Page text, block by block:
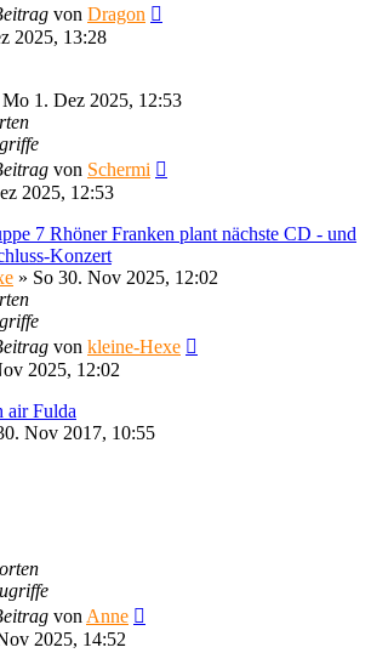
von Dragon
2025, 13:28
Mo 1. Dez 2025, 12:53
von Schermi
2025, 12:53
7 Rhöner Franken plant nächste CD - und
Konzert
» So 30. Nov 2025, 12:02
von kleine-Hexe
2025, 12:02
air Fulda
Nov 2017, 10:55
von Anne
2025, 14:52